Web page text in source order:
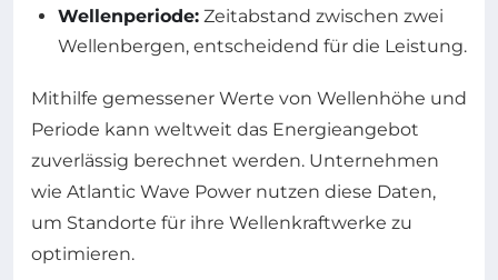
Wellenperiode: Zeitabstand zwischen zwei
Wellenbergen, entscheidend für die Leistung.
Mithilfe gemessener Werte von Wellenhöhe und
Periode kann weltweit das Energieangebot
zuverlässig berechnet werden. Unternehmen
wie Atlantic Wave Power nutzen diese Daten,
um Standorte für ihre Wellenkraftwerke zu
optimieren.